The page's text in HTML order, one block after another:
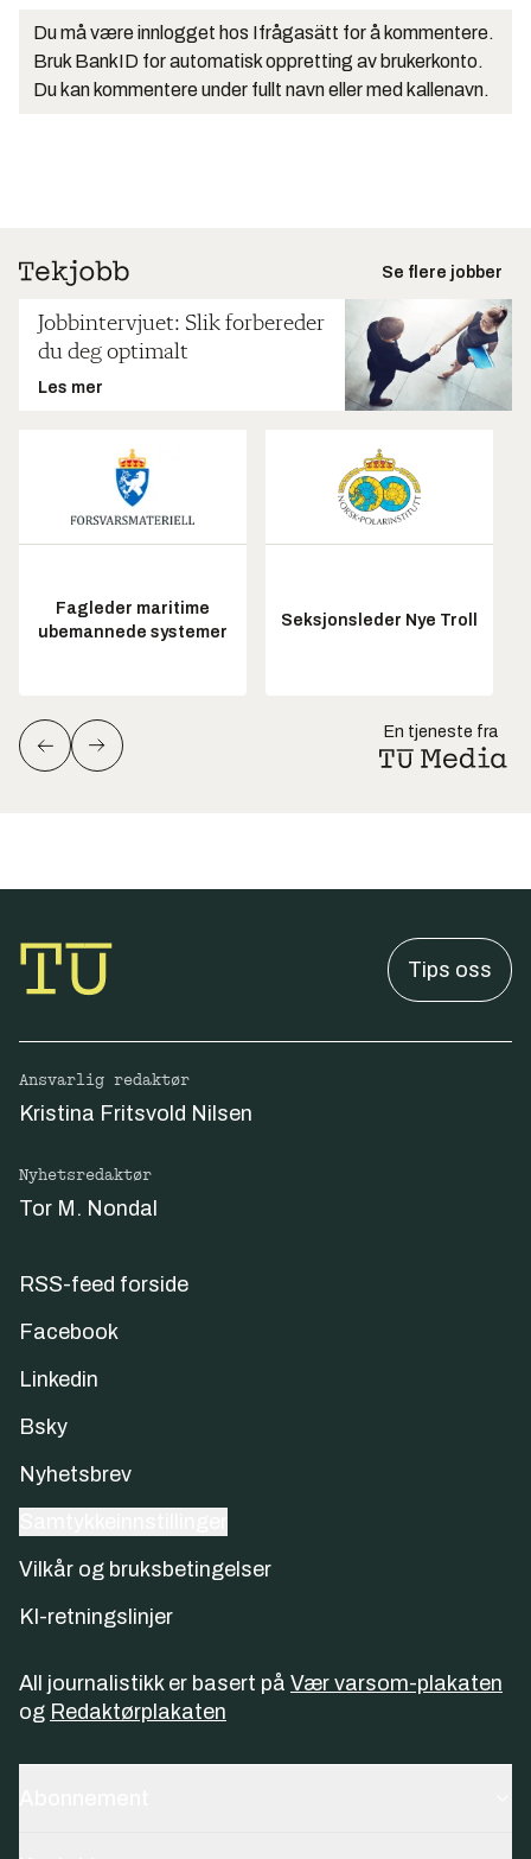
Du må være innlogget hos Ifrågasätt for å kommentere.
Bruk BankID for automatisk oppretting av brukerkonto.
Du kan kommentere under fullt navn eller med kallenavn.
Se flere jobber
Jobbintervjuet: Slik forbereder
du deg optimalt
Les mer
Fagleder maritime
ubemannede systemer
Seksjonsleder Nye Troll
En tjeneste fra
Tips oss
Ansvarlig redaktør
Kristina Fritsvold Nilsen
Nyhetsredaktør
Tor M. Nondal
RSS-feed forside
Facebook
Linkedin
Bsky
Nyhetsbrev
Vilkår og bruksbetingelser
KI-retningslinjer
All journalistikk er basert på Vær varsom-plakaten
og Redaktørplakaten